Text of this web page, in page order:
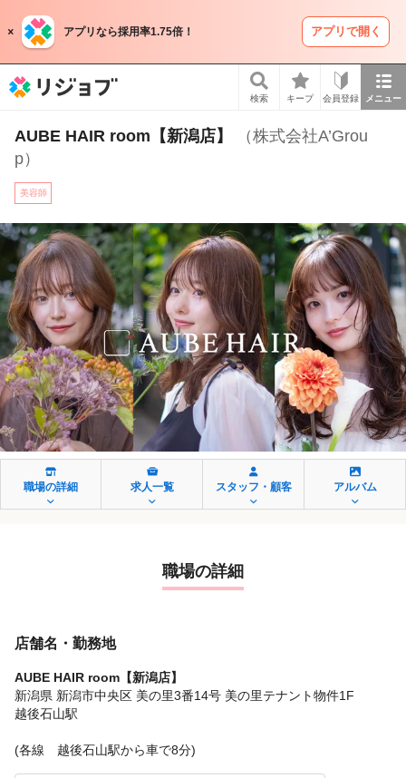
アプリなら採用率1.75倍！ アプリで開く
検索 キープ 会員登録 メニュー
AUBE HAIR room【新潟店】
（株式会社A’Grou
p）
美容師
職場の詳細 求人一覧 スタッフ・顧客 アルバム
職場の詳細
店舗名・勤務地
AUBE HAIR room【新潟店】
新潟県 新潟市中央区 美の里3番14号 美の里テナント物件1F
越後石山駅
(各線 越後石山駅から車で8分)